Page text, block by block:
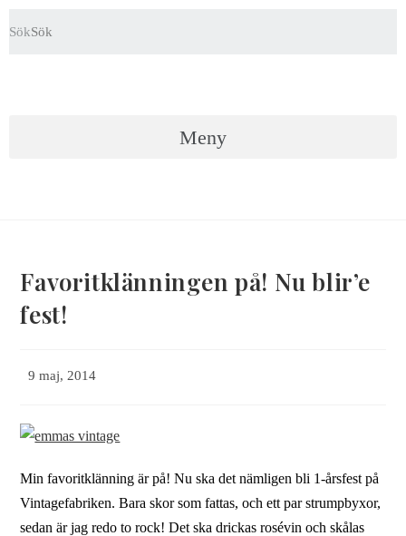
tillSök
Meny
Favoritklänningen på! Nu blir’e
fest!
Inlägget
9 maj, 2014
Min favoritklänning är på! Nu ska det nämligen bli 1-årsfest på
Vintagefabriken. Bara skor som fattas, och ett par strumpbyxor,
sedan är jag redo to rock! Det ska drickas rosévin och skålas